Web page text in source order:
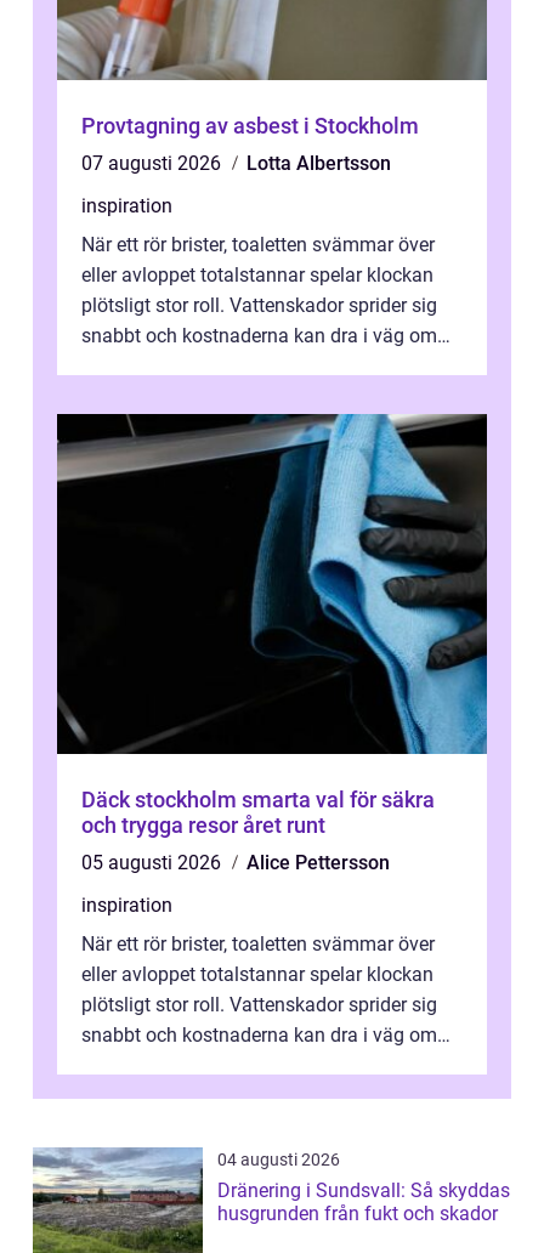
Provtagning av asbest i Stockholm
07 augusti 2026
Lotta Albertsson
inspiration
När ett rör brister, toaletten svämmar över
eller avloppet totalstannar spelar klockan
plötsligt stor roll. Vattenskador sprider sig
snabbt och kostnaderna kan dra i väg om
Däck stockholm smarta val för säkra
och trygga resor året runt
05 augusti 2026
Alice Pettersson
inspiration
När ett rör brister, toaletten svämmar över
eller avloppet totalstannar spelar klockan
plötsligt stor roll. Vattenskador sprider sig
snabbt och kostnaderna kan dra i väg om
04 augusti 2026
Dränering i Sundsvall: Så skyddas
husgrunden från fukt och skador